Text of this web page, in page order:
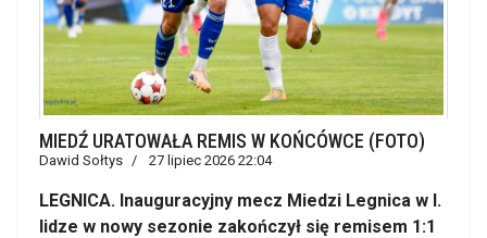
MIEDŹ URATOWAŁA REMIS W KOŃCÓWCE (FOTO)
Dawid Sołtys 27 lipiec 2026 22:04
LEGNICA. Inauguracyjny mecz Miedzi Legnica w I.
lidze w nowy sezonie zakończył się remisem 1:1